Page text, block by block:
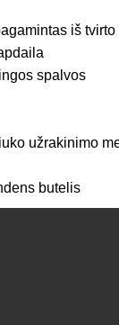
iš
spalvos
užrakinimo
butelis